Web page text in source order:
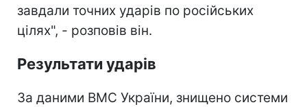
завдали точних ударів по російських
цілях", - розповів він.
Результати ударів
За даними ВМС України, знищено системи